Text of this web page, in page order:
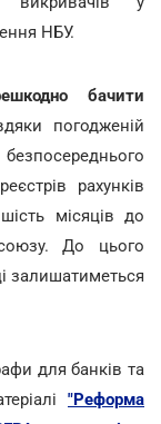
НБУ.
бачити
погодженій
рахунків
місяців до
До цього
залишатиметься
для банків та
"Реформа